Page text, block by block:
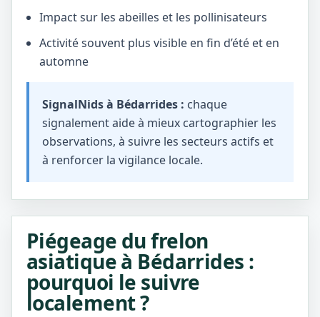
Impact sur les abeilles et les pollinisateurs
Activité souvent plus visible en fin d’été et en
automne
SignalNids à Bédarrides : chaque
signalement aide à mieux cartographier les
observations, à suivre les secteurs actifs et
à renforcer la vigilance locale.
Piégeage du frelon
asiatique à Bédarrides :
pourquoi le suivre
localement ?